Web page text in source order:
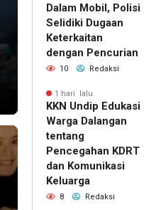
Dalam Mobil, Polisi
Selidiki Dugaan
Keterkaitan
dengan Pencurian
10 Redaksi
1 hari lalu
KKN Undip Edukasi
Warga Dalangan
tentang
Pencegahan KDRT
dan Komunikasi
Keluarga
8 Redaksi